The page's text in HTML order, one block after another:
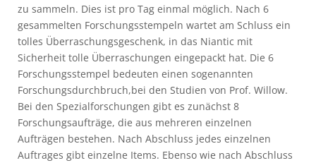
zu sammeln. Dies ist pro Tag einmal möglich. Nach 6
gesammelten Forschungsstempeln wartet am Schluss ein
tolles Überraschungsgeschenk, in das Niantic mit
Sicherheit tolle Überraschungen eingepackt hat. Die 6
Forschungsstempel bedeuten einen sogenannten
Forschungsdurchbruch,bei den Studien von Prof. Willow.
Bei den Spezialforschungen gibt es zunächst 8
Forschungsaufträge, die aus mehreren einzelnen
Aufträgen bestehen. Nach Abschluss jedes einzelnen
Auftrages gibt einzelne Items. Ebenso wie nach Abschluss